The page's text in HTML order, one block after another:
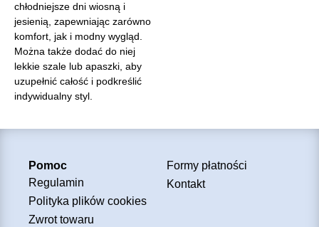
chłodniejsze dni wiosną i
jesienią, zapewniając zarówno
komfort, jak i modny wygląd.
Można także dodać do niej
lekkie szale lub apaszki, aby
uzupełnić całość i podkreślić
indywidualny styl.
Pomoc
Regulamin
Polityka plików cookies
Zwrot towaru
Formy płatności
Kontakt